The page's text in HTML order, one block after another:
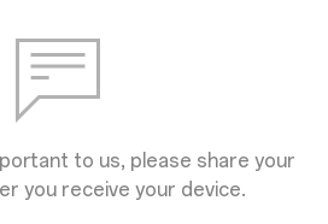
to us, please share your
you receive your device.